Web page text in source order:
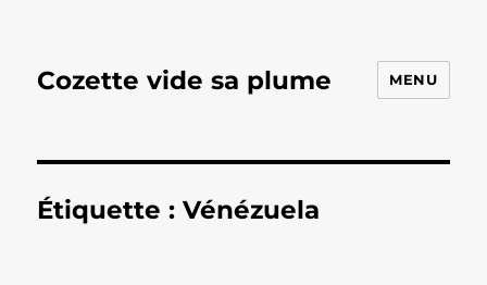
Cozette vide sa plume MENU
Étiquette :Vénézuela